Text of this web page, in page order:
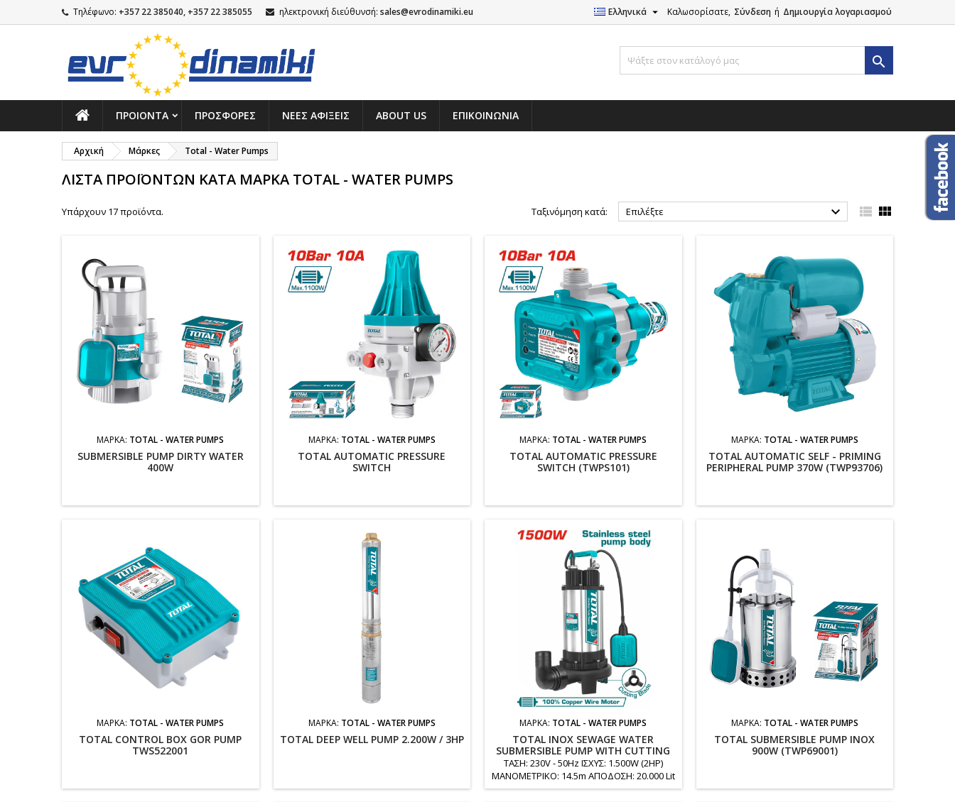
Τηλέφωνο: +357 22 385040, +357 22 385055 ηλεκτρονική διεύθυνσή: sales@evrodinamiki.eu Καλωσορίσατε, Σύνδεση ή Δημιουργία λογαριασμού
Ελληνικά 

ΠΡΟΙΌΝΤΑ ΠΡΟΣΦΟΡΈΣ NΕΕΣ ΑΦΙΞΕΙΣ ABOUT US ΕΠΙΚΟΙΝΩΝΊΑ
Αρχική Μάρκες Total - Water Pumps
ΛΊΣΤΑ ΠΡΟΪΌΝΤΩΝ ΚΑΤΆ ΜΆΡΚΑ TOTAL - WATER PUMPS
Υπάρχουν 17 προϊόντα. Ταξινόμηση κατά: Επιλέξτε   
ΜΆΡΚΑ: TOTAL - WATER PUMPS
SUBMERSIBLE PUMP DIRTY WATER
400W
ΜΆΡΚΑ: TOTAL - WATER PUMPS
TOTAL AUTOMATIC PRESSURE
SWITCH
ΜΆΡΚΑ: TOTAL - WATER PUMPS
TOTAL AUTOMATIC PRESSURE
SWITCH (TWPS101)
ΜΆΡΚΑ: TOTAL - WATER PUMPS
TOTAL AUTOMATIC SELF - PRIMING
PERIPHERAL PUMP 370W (TWP93706)
ΜΆΡΚΑ: TOTAL - WATER PUMPS
TOTAL CONTROL BOX GOR PUMP
TWS522001
ΜΆΡΚΑ: TOTAL - WATER PUMPS
TOTAL DEEP WELL PUMP 2.200W / 3HP
ΜΆΡΚΑ: TOTAL - WATER PUMPS
TOTAL INOX SEWAGE WATER
SUBMERSIBLE PUMP WITH CUTTING
BLADE 1.500W
ΤΑΣΗ: 230V - 50Hz ΙΣΧΥΣ: 1.500W (2HP)
ΜΑΝΟΜΕΤΡΙΚΟ: 14.5m ΑΠΟΔΟΣΗ: 20.000 Lit
/ ΩΡΑ ΒΑΘΟΣ: 7m ΣΤΟΜΙΟ: 2" ΚΑΛΩΔΙΟ
ΜΆΡΚΑ: TOTAL - WATER PUMPS
TOTAL SUBMERSIBLE PUMP INOX
900W (TWP69001)